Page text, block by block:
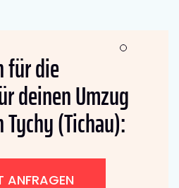
für die
deinen Umzug
(Tichau):
ANFRAGEN